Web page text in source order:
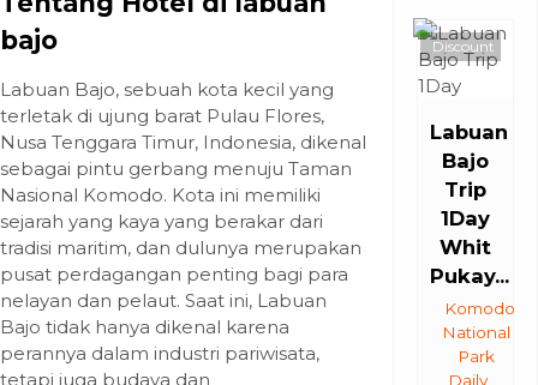
bajo
Labuan Bajo, sebuah kota kecil yang
terletak di ujung barat Pulau Flores,
Nusa Tenggara Timur, Indonesia, dikenal
sebagai pintu gerbang menuju Taman
Nasional Komodo. Kota ini memiliki
sejarah yang kaya yang berakar dari
tradisi maritim, dan dulunya merupakan
pusat perdagangan penting bagi para
nelayan dan pelaut. Saat ini, Labuan
Bajo tidak hanya dikenal karena
perannya dalam industri pariwisata,
tetapi juga budaya dan
Labuan
Bajo
Trip
1Day
Whit
Pukay...
Komodo
National
Park
Daily
Discount